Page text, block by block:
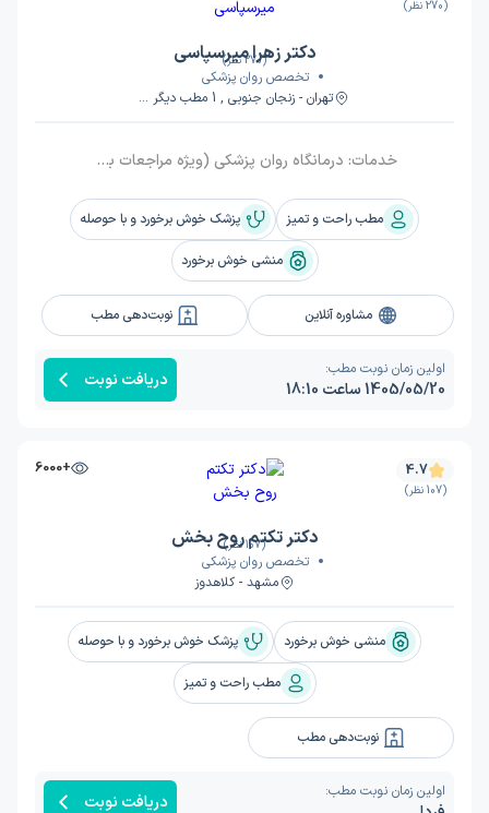
(270 نظر)
(270 نظر)
دکتر زهرا میرسپاسی
تخصص روان پزشکی
تهران - زنجان جنوبی , 1 مطب دیگر ...
خدمات: درمانگاه روان پزشکی (ویژه مراجعات بعدی ), درمانگاه روان پزشکی (ویژه مراجعه اول )
مطب راحت و تمیز پزشک خوش برخورد و با حوصله
منشی خوش برخورد
مشاوره آنلاین نوبت‌دهی مطب
اولین زمان نوبت مطب:
1405/05/20 ساعت 18:10 دریافت نوبت
(107 نظر)
+6000 4.7
(107 نظر)
دکتر تکتم روح بخش
تخصص روان پزشکی
مشهد - کلاهدوز
منشی خوش برخورد پزشک خوش برخورد و با حوصله
مطب راحت و تمیز
نوبت‌دهی مطب
اولین زمان نوبت مطب: دریافت نوبت